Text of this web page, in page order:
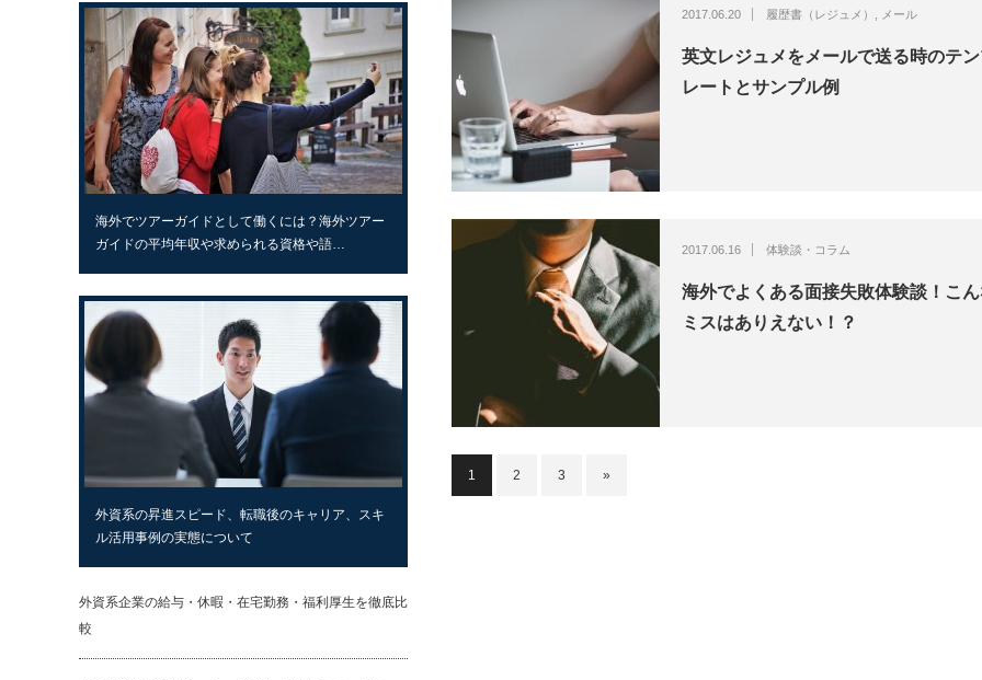
2017.06.20 履歴書（レジュメ） メール
英文レジュメをメールで送る時のテ
レートとサンプル例
2017.06.16 体験談・コラム
海外でよくある面接失敗体験談！こ
ミスはありえない！？
1 2 3 »
海外でツアーガイドとして働くには？海外ツアー
ガイドの平均年収や求められる資格や語…
外資系の昇進スピード、転職後のキャリア、スキ
ル活用事例の実態について
外資系企業の給与・休暇・在宅勤務・福利厚生を徹底比
較